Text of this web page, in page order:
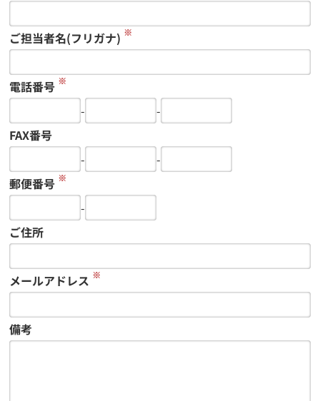
ご担当者名(フリガナ) ※
電話番号 ※
-
-
FAX番号
-
-
郵便番号 ※
-
ご住所
メールアドレス ※
備考